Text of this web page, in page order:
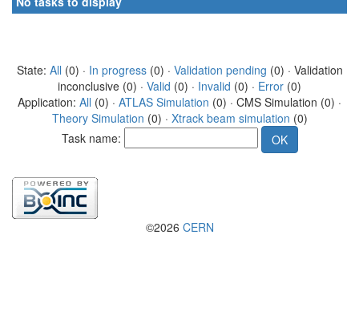
State: All (0) · In progress(0) · Validation pending (0) · Validation
inconclusive (0) · Valid (0) · Invalid (0) · Error (0)
Application: All (0) · ATLAS Simulation (0) · CMS Simulation (0) ·
Theory Simulation (0) · Xtrack beam simulation (0)
Task name:
©2026 CERN